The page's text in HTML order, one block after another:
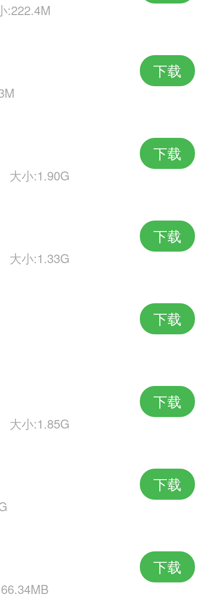
:222.4M
下载
大小:1.90G
下载
大小:1.33G
下载
下载
大小:1.85G
下载
下载
下载